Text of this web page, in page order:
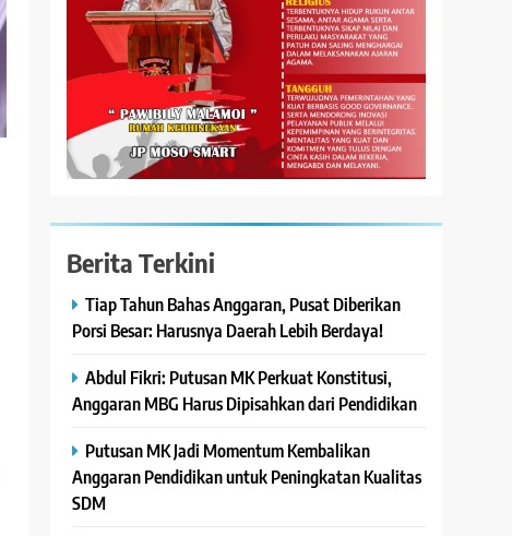
Berita Terkini
Tiap Tahun Bahas Anggaran, Pusat Diberikan
Porsi Besar: Harusnya Daerah Lebih Berdaya!
Abdul Fikri: Putusan MK Perkuat Konstitusi,
Anggaran MBG Harus Dipisahkan dari Pendidikan
Putusan MK Jadi Momentum Kembalikan
Anggaran Pendidikan untuk Peningkatan Kualitas
SDM